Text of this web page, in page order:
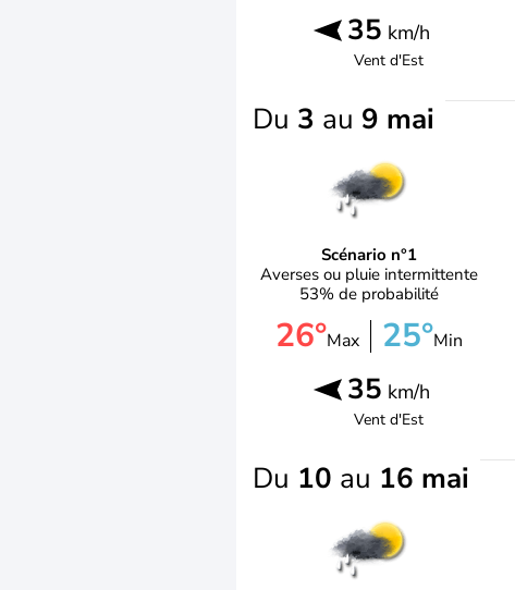
35 km/h
Vent d'Est
Du 3 au 9 mai
Scénario n°1
Averses ou pluie intermittente
53% de probabilité
26°Max 25°Min
35 km/h
Vent d'Est
Du 10 au 16 mai